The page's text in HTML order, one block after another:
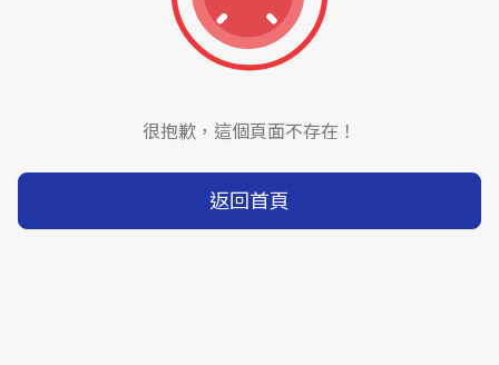
很抱歉，這個頁面不存在！
返回首頁